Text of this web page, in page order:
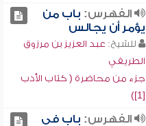
الفهرس: باب من
يؤمر أن يجالس
للشيخ: عبد العزيز بن مرزوق
الطريفي
جزء من محاضرة ( كتاب الأدب
[1])
الفهرس: باب في